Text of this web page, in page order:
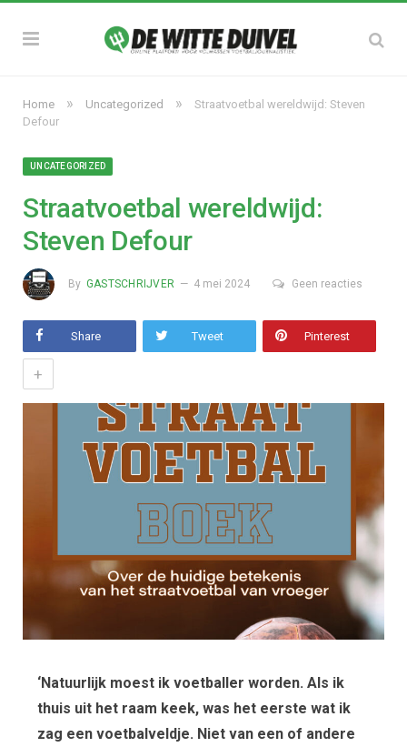
Home » Uncategorized »
Straatvoetbal wereldwijd: Steven
Defour
UNCATEGORIZED
Straatvoetbal wereldwijd:
Steven Defour
By GASTSCHRIJVER 4 mei 2024 Geen reacties
Share Tweet Pinterest
+
‘Natuurlijk moest ik voetballer worden. Als ik
thuis uit het raam keek, was het eerste wat ik
zag een voetbalveldje. Niet van een of andere